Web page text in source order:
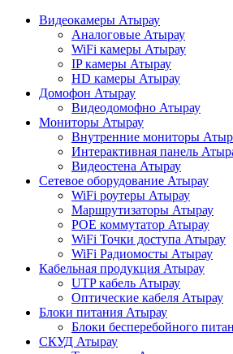
Видеокамеры Атырау
Аналоговые Атырау
WiFi камеры Атырау
IP камеры Атырау
HD камеры Атырау
Домофон Атырау
Видеодомофно Атырау
Мониторы Атырау
Внутренние мониторы
Интерактивная панель
Видеостена Атырау
Сетевое оборудование Атырау
WiFi роутеры Атырау
Маршрутизаторы Атырау
POE коммутатор Атырау
WiFi Точки доступа Атырау
WiFi Радиомосты Атырау
Кабельная продукция Атырау
UTP кабель Атырау
Оптические кабеля Атырау
Блоки питания Атырау
Блоки бесперебойного
СКУД Атырау